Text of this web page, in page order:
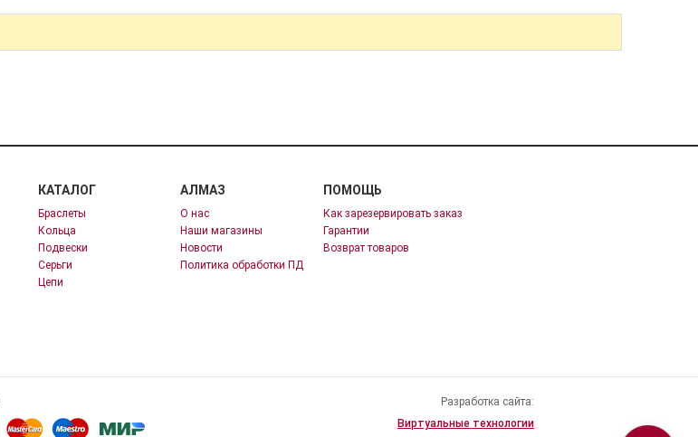
КАТАЛОГ
Браслеты
Кольца
Подвески
Серьги
Цепи
АЛМАЗ
О нас
Наши магазины
Новости
Политика обработки ПД
ПОМОЩЬ
Как зарезервировать заказ
Гарантии
Возврат товаров
Разработка сайта:
Виртуальные технологии